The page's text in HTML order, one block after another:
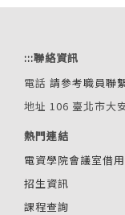
:::聯絡資訊
電話 請參考職員聯
地址 106 臺北市大
熱門連結
電資學院會議室借
招生資訊
課程查詢